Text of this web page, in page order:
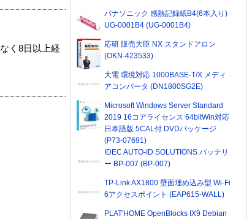
く8日以上経
パナソニック 感熱記録紙B4(6本入り)
UG-0001B4 (UG-0001B4)
応研 販売大臣 NX スタンドアロン
(OKN-423533)
大電 環境対応 1000BASE-T/X メディ
アコンバータ (DN1800SG2E)
Microsoft Windows Server Standard
2019 16コアライセンス 64bitWin対応
日本語版 5CAL付 DVDパッケージ
(P73-07691)
IDEC AUTO-ID SOLUTIONS バッテリ
ー BP-007 (BP-007)
TP-Link AX1800 壁面埋め込み型 Wi-Fi
6アクセスポイント (EAP615-WALL)
PLAT'HOME OpenBlocks IX9 Debian